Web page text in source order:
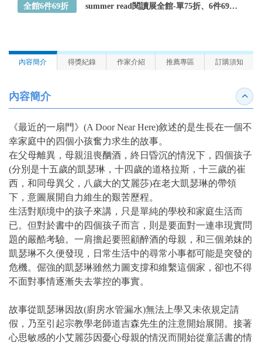
全館6件69折 summer read閱讀展全館-單75折、6件69折～全館任選
內容簡介 得獎紀錄 作家介紹 推薦專區 訂購須知
內容簡介 收合
《最近的一扇門》(A Door Near Here)敘述的是生長在一個不
幸家庭中的四個小孩奮力求生的故事。
在父母離異，母親沮喪酗酒，終日昏沉的情況下，四個孩子
(分別是十五歲的凱瑟琳，十四歲的道格拉斯，十三歲的崔
西，和同母異父，八歲大的艾麗莎)在老大凱瑟琳的帶領
下，意圖展開自力維生的艱苦歷程。
生活對順境中的孩子來講，只是單純的學校和家庭生活而
已。但對於書中的四個孩子而言，則是要面對一連串現實問
題的嚴酷考驗。一肩擔起要照顧醉酒的母親，和三個弟妹的
凱瑟琳不久便發現，日常生活中的尋常小事都可能是突發的
危機。倔強的凱瑟琳雖然力圖支撐和維繫這個家，卻也不得
不面對事情逐漸失去掌控的事實。
故事從凱瑟琳因故(廚房水管漏水)無法上學又未依規定請
假，乃至引起宗教學老師道吉森先生的注意開始展開。接著
心思敏感的小艾麗莎因憂心母親的情況而開始從童話書的情